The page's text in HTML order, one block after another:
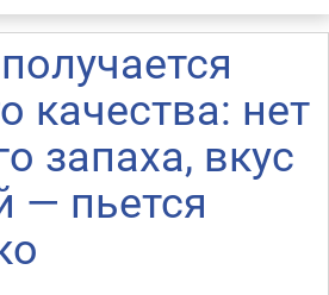
качества: нет
запаха, вкус
— пьется